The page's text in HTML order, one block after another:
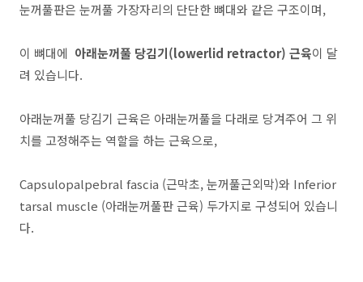
눈꺼풀판은 눈꺼풀 가장자리의 단단한 뼈대와 같은 구조이며,
이 뼈대에 아래눈꺼풀 당김기(lowerlid retractor) 근육이 달
려 있습니다.
아래눈꺼풀 당김기 근육은 아래눈꺼풀을 다래로 당겨주어 그 위
치를 고정해주는 역할을 하는 근육으로,
Capsulopalpebral fascia (근막초, 눈꺼풀근외막)와 Inferior
tarsal muscle (아래눈꺼풀판 근육) 두가지로 구성되어 있습니
다.